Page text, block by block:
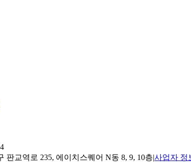
판교역로 235, 에이치스퀘어 N동 8, 9, 10층|사업자 정